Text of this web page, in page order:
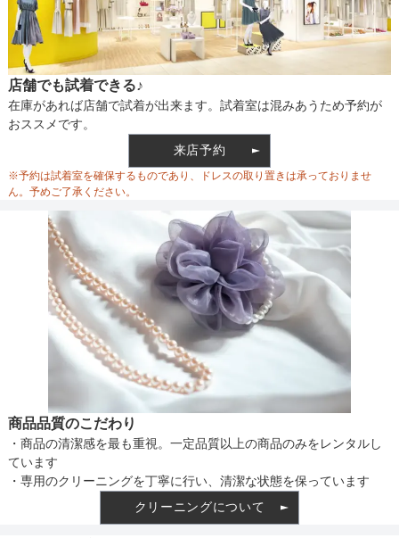
そでの長さ
アームホール
バスト 92
ヒップ 105
113
身頃はまっすぐ落ちるストレートで、後ろスリットが足さばきを助
け、立ち姿も歩き姿も美しく。
黒留袖に描かれた梅は「まごころ」と「忍耐強さ」を、鶴は「長
寿」と「夫婦円満」を象徴する吉祥柄で、黒地の艶に彩り豊かな柄
は、写真映えも抜群です。
一着で華やかさが成立するため、アクセサリーは首元や手元にポイ
ントを置くミニマルな加え方がおすすめ。
マザードレスを中心に、結婚式の親族参列、記念式典、ホテルでの
会食など上品さや華やかさを求める場面にも活用可能です。ケープ
のドレープが動くたびに美しく揺れるドレスです。
リメイクドレスについて詳しくはこちら：https://luluti.jp/column/?
p=3997
生地の厚さ 薄い 厚め
裏地 あり
ウエスト調整 なし
備考
素材
インナー
で大丈夫です
店舗でも試着できる♪
在庫があれば店舗で試着が出来ます。試着室は混みあうため予約が
おススメです。
来店予約
※予約は試着室を確保するものであり、ドレスの取り置きは承っておりませ
ん。予めご了承ください。
商品品質のこだわり
・商品の清潔感を最も重視。一定品質以上の商品のみをレンタルし
ています
・専用のクリーニングを丁寧に行い、清潔な状態を保っています
クリーニングについて